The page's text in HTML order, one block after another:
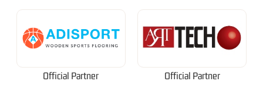
Official Partner Official Partner